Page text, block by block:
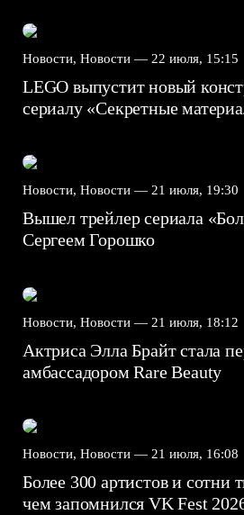
Новости, Новости — 22 июля, 15:15
LEGO выпустит новый
сериалу «Секретные
Новости, Новости — 21 июля, 19:30
Вышел трейлер сериала
Сергеем Горошко
Новости, Новости — 21 июля, 18:12
Актриса Элла Брайт стала
амбассадором Rare Beauty
Новости, Новости — 21 июля, 16:08
Более 300 артистов и сотни
чем запомнился VK Fest